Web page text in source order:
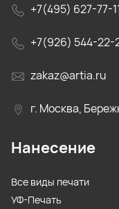
+7(495) 627-77-
+7(926) 544-22-
zakaz@artia.ru
г. Москва,
Нанесение
Все виды печати
УФ-Печать